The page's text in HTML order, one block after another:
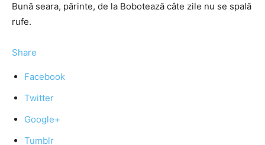
Bună seara, părinte, de la Bobotează câte zile nu se spală
rufe.
Share
Facebook
Twitter
Google+
Tumblr